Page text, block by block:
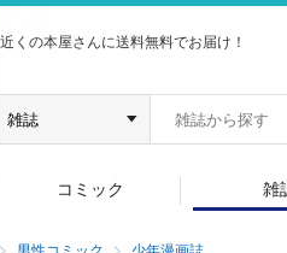
くの本屋さんに送料無料でお届け！
コミック 雑